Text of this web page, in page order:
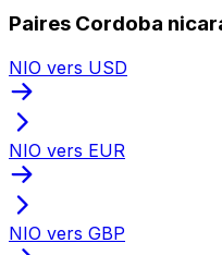
Paires Cordoba
NIO vers USD
NIO vers EUR
NIO vers GBP